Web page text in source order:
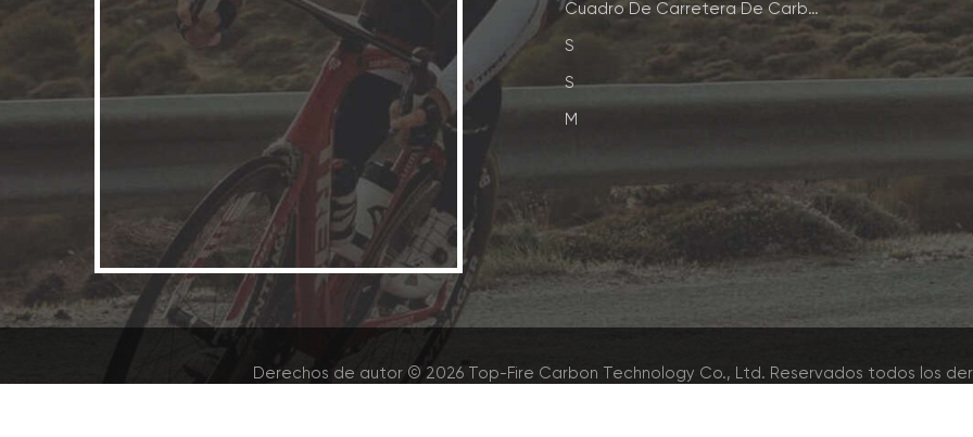
Cuadro De Carretera De Carbono
S
S
M
Derechos de autor © 2026 Top-Fire Carbon Technology Co., Ltd. Reservados todos los